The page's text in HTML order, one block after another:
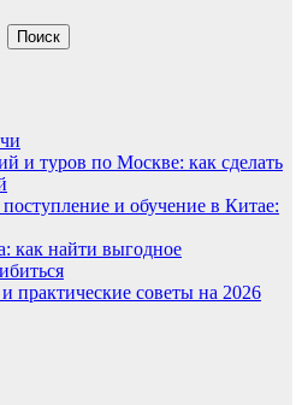
Поиск
и туров по Москве: как сделать
и обучение в Китае:
как найти выгодное
практические советы на 2026